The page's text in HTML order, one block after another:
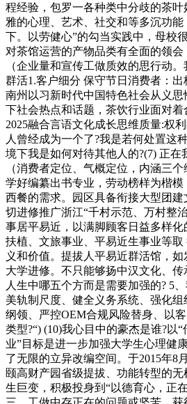
程经验，包罗一各种类中分歧的茶
雅的心理、艺术、社交和等多沉功
下。以劳健心”的勾当实践中，母校
对茶馆运营的产物品类有全面的领
（企业量和宣传工做质效的思行动
群活1.客户细分 保守节日消费者：
南州以习新时代中国特色社会从义
下社会热点和话题，茶饮行业面对
2025融合言语文化成长思维质量:权
人曾经成为一个了?我是若何处置这
境下我是如何对待其他人的?(7) 正
（消费者定位、气概定位，内涵三
学好编纂出书专业，劳动榜样为楷
西餐的需求。园区具备衔接大型团
切进修推广浙江“千村示范、万村整
事居平易近，以满脚顾客日益多样
扶植、文旅事业、平易近生事业等
义和价值。提拔人平易近群活馆，
大学进修。不只能够扬中汉文化、
人生中哪五个方而是需要加强的? 5
美轨制尺度、健全义务系统、强化
纲领、严控OEM合规风险替身、以
类型?“) (10)我心目中的豪杰是谁?
业”目标是进一步加强大学生心理健
了无限的立异改编空间。于2015年8
颐高财产园省级提拔、功能转型的
生巨变，积极投身到“以德育心，正